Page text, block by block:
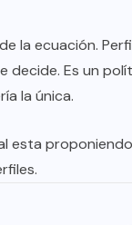
la ecuación.
decide. Es un
la única.
esta